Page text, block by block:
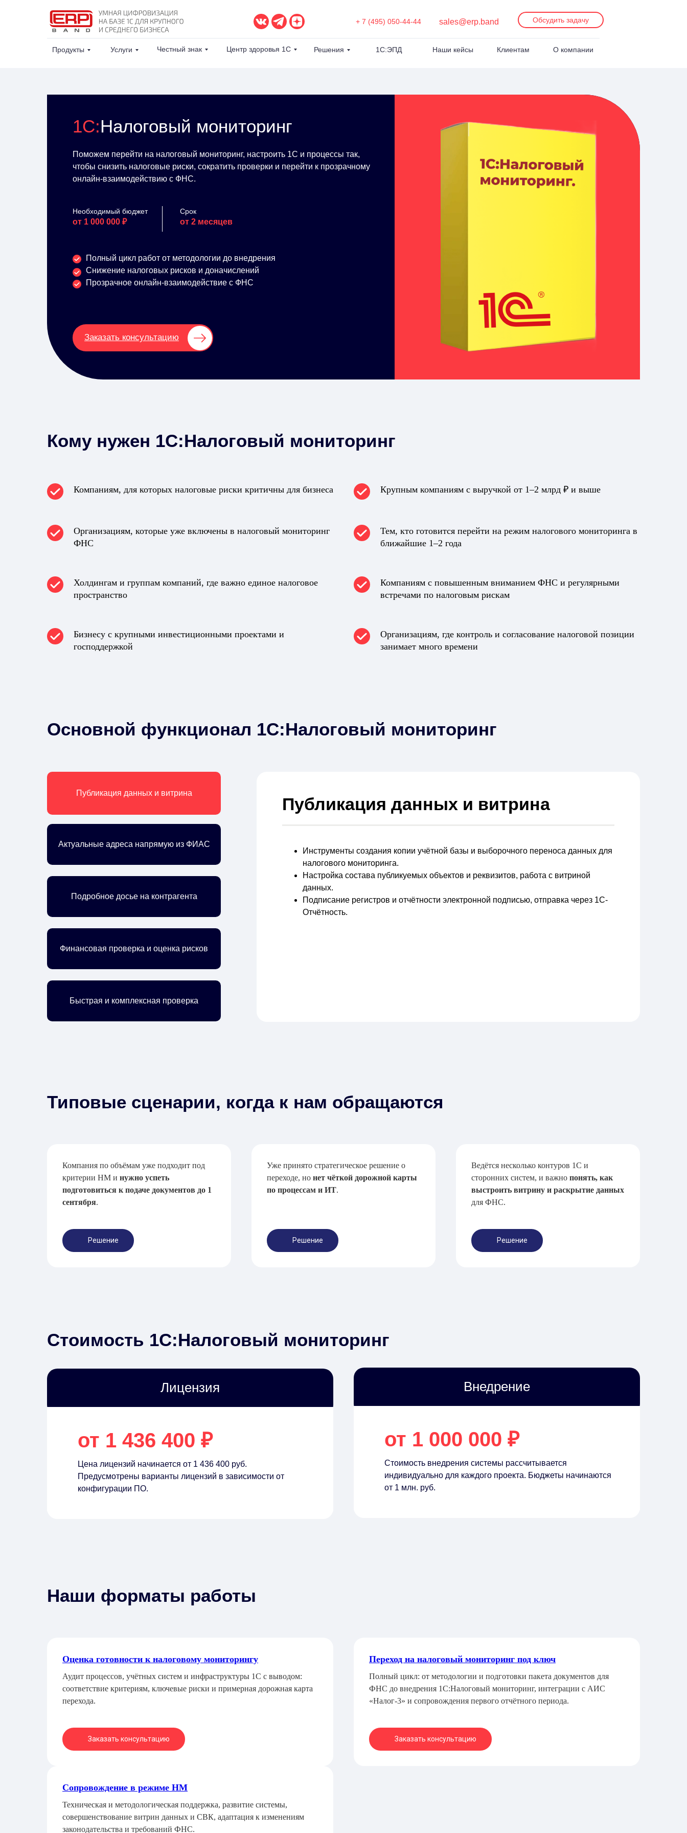
+ 7 (495) 050-44-44 sales@erp.band Обсудить задачу
Продукты Услуги Честный знак О компании
Клиентам
1С:ЭПД
Решения
Центр здоровья 1С Наши кейсы
1С:Налоговый мониторинг
Полный цикл работ от методологии до внедрения
Снижение налоговых рисков и доначислений
Прозрачное онлайн-взаимодействие с ФНС
Необходимый бюджет
от 1 000 000 ₽
Срок
от 2 месяцев
Поможем перейти на налоговый мониторинг, настроить 1С и процессы так,
чтобы снизить налоговые риски, сократить проверки и перейти к прозрачному
онлайн-взаимодействию с ФНС.
Заказать консультацию
Кому нужен 1С:Налоговый мониторинг
Компаниям, для которых налоговые риски критичны для бизнеса Крупным компаниям с выручкой от 1–2 млрд ₽ и выше
Организациям, которые уже включены в налоговый мониторинг
ФНС
Тем, кто готовится перейти на режим налогового мониторинга в
ближайшие 1–2 года
Холдингам и группам компаний, где важно единое налоговое
пространство
Компаниям с повышенным вниманием ФНС и регулярными
встречами по налоговым рискам
Бизнесу с крупными инвестиционными проектами и
господдержкой
Организациям, где контроль и согласование налоговой позиции
занимает много времени
Основной функционал 1С:Налоговый мониторинг
Публикация данных и витрина
Финансовая проверка и оценка рисков
Быстрая и комплексная проверка
Актуальные адреса напрямую из ФИАС
Инструменты создания копии учётной базы и выборочного переноса данных для
налогового мониторинга.
Настройка состава публикуемых объектов и реквизитов, работа с витриной
данных.
Подписание регистров и отчётности электронной подписью, отправка через 1С-
Отчётность.
Публикация данных и витрина
Подробное досье на контрагента
Типовые сценарии, когда к нам обращаются
Компания по объёмам уже подходит под
критерии НМ и нужно успеть
подготовиться к подаче документов до 1
сентября.
Решение
Уже принято стратегическое решение о
переходе, но нет чёткой дорожной карты
по процессам и ИТ.
Решение
Ведётся несколько контуров 1С и
сторонних систем, и важно понять, как
выстроить витрину и раскрытие данных
для ФНС.
Решение
Стоимость 1С:Налоговый мониторинг
Лицензия
от 1 436 400 ₽
Цена лицензий начинается от 1 436 400 руб.
Предусмотрены варианты лицензий в зависимости от
конфигурации ПО.
Внедрение
от 1 000 000 ₽
Стоимость внедрения системы рассчитывается
индивидуально для каждого проекта. Бюджеты начинаются
от 1 млн. руб.
Наши форматы работы
Оценка готовности к налоговому мониторингу
Аудит процессов, учётных систем и инфраструктуры 1С с выводом:
соответствие критериям, ключевые риски и примерная дорожная карта
перехода.
Заказать консультацию
Переход на налоговый мониторинг под ключ
Полный цикл: от методологии и подготовки пакета документов для
ФНС до внедрения 1С:Налоговый мониторинг, интеграции с АИС
«Налог-3» и сопровождения первого отчётного периода.
Заказать консультацию
Сопровождение в режиме НМ
Техническая и методологическая поддержка, развитие системы,
совершенствование витрин данных и СВК, адаптация к изменениям
законодательства и требований ФНС.